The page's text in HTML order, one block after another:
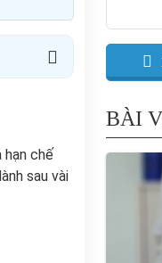
hạn chế
sau vài
BÀI